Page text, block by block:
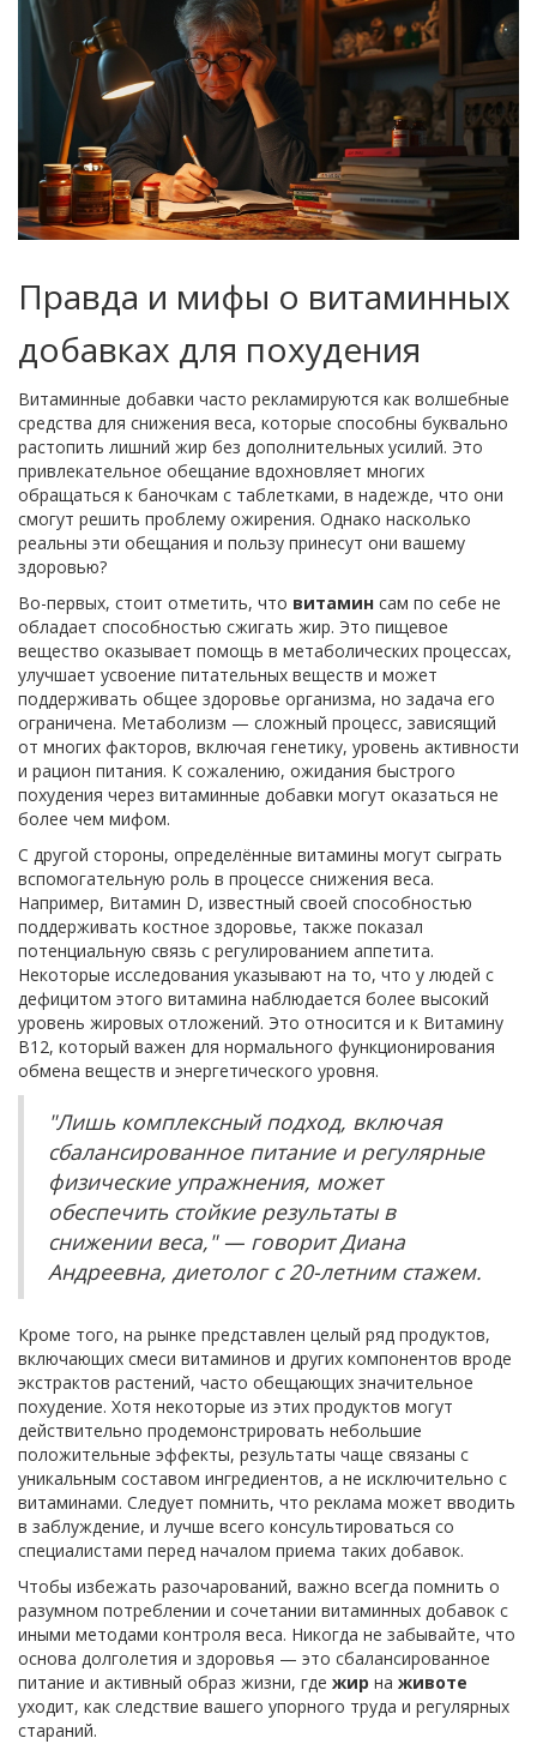
Правда и мифы о витаминных
добавках для похудения
Витаминные добавки часто рекламируются как волшебные
средства для снижения веса, которые способны буквально
растопить лишний жир без дополнительных усилий. Это
привлекательное обещание вдохновляет многих
обращаться к баночкам с таблетками, в надежде, что они
смогут решить проблему ожирения. Однако насколько
реальны эти обещания и пользу принесут они вашему
здоровью?
Во-первых, стоит отметить, что витамин сам по себе не
обладает способностью сжигать жир. Это пищевое
вещество оказывает помощь в метаболических процессах,
улучшает усвоение питательных веществ и может
поддерживать общее здоровье организма, но задача его
ограничена. Метаболизм — сложный процесс, зависящий
от многих факторов, включая генетику, уровень активности
и рацион питания. К сожалению, ожидания быстрого
похудения через витаминные добавки могут оказаться не
более чем мифом.
С другой стороны, определённые витамины могут сыграть
вспомогательную роль в процессе снижения веса.
Например, Витамин D, известный своей способностью
поддерживать костное здоровье, также показал
потенциальную связь с регулированием аппетита.
Некоторые исследования указывают на то, что у людей с
дефицитом этого витамина наблюдается более высокий
уровень жировых отложений. Это относится и к Витамину
B12, который важен для нормального функционирования
обмена веществ и энергетического уровня.
"Лишь комплексный подход, включая
сбалансированное питание и регулярные
физические упражнения, может
обеспечить стойкие результаты в
снижении веса," — говорит Диана
Андреевна, диетолог с 20-летним стажем.
Кроме того, на рынке представлен целый ряд продуктов,
включающих смеси витаминов и других компонентов вроде
экстрактов растений, часто обещающих значительное
похудение. Хотя некоторые из этих продуктов могут
действительно продемонстрировать небольшие
положительные эффекты, результаты чаще связаны с
уникальным составом ингредиентов, а не исключительно с
витаминами. Следует помнить, что реклама может вводить
в заблуждение, и лучше всего консультироваться со
специалистами перед началом приема таких добавок.
Чтобы избежать разочарований, важно всегда помнить о
разумном потреблении и сочетании витаминных добавок с
иными методами контроля веса. Никогда не забывайте, что
основа долголетия и здоровья — это сбалансированное
питание и активный образ жизни, где жир на животе
уходит, как следствие вашего упорного труда и регулярных
стараний.